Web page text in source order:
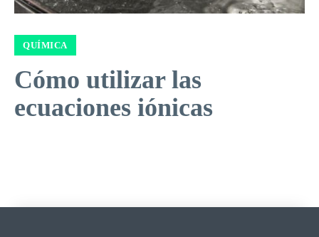
QUÍMICA
Cómo utilizar las
ecuaciones iónicas